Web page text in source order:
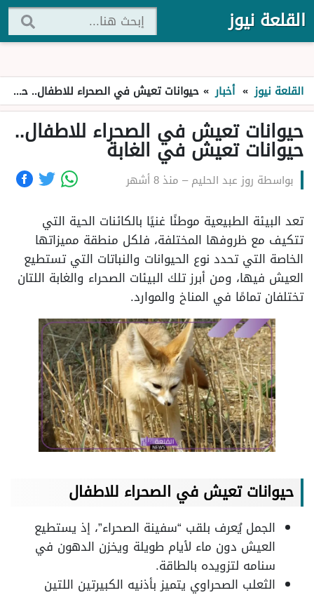
القلعة نيوز
القلعة نيوز » أخبار » حيوانات تعيش في الصحراء للاطفال.. حيوانات تعيش في الغابة
حيوانات تعيش في الصحراء للاطفال..
حيوانات تعيش في الغابة
بواسطة روز عبد الحليم– منذ 8 أشهر
تعد البيئة الطبيعية موطنًا غنيًا بالكائنات الحية التي
تتكيف مع ظروفها المختلفة، فلكل منطقة مميزاتها
الخاصة التي تحدد نوع الحيوانات والنباتات التي تستطيع
العيش فيها، ومن أبرز تلك البيئات الصحراء والغابة اللتان
تختلفان تمامًا في المناخ والموارد.
حيوانات تعيش في الصحراء للاطفال
الجمل يُعرف بلقب “سفينة الصحراء”، إذ يستطيع
العيش دون ماء لأيام طويلة ويخزن الدهون في
سنامه لتزويده بالطاقة.
الثعلب الصحراوي يتميز بأذنيه الكبيرتين اللتين